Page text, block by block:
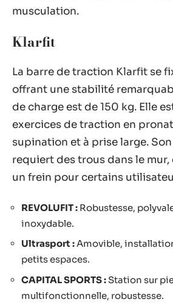
musculation.
Klarfit
La barre de traction Klarfit se
offrant une stabilité
de charge est de 150 kg. Elle
exercices de traction en
supination et à prise large.
requiert des trous dans le
un frein pour certains
REVOLUFIT : Robustesse,
inoxydable.
Ultrasport :Amovible,
petits espaces.
CAPITAL SPORTS : Station sur
multifonctionnelle, robustesse.